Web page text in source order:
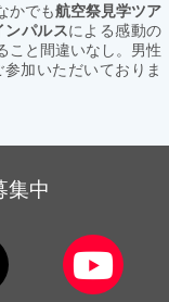
かでも航空祭見学ツア
ンパルスによる感動の
こと間違いなし。男性
加いただいておりま
集中